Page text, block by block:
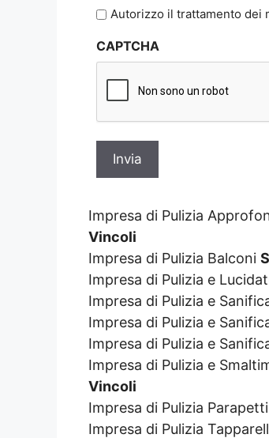
l'informativa
privacy
Autorizzo il trattamento dei
CAPTCHA
Impresa di Pulizia
Vincoli
Impresa di Pulizia Balconi
Impresa di Pulizia e
Impresa di Pulizia e
Impresa di Pulizia e
Impresa di Pulizia e
Impresa di Pulizia e
Vincoli
Impresa di Pulizia Parapetti
Impresa di Pulizia